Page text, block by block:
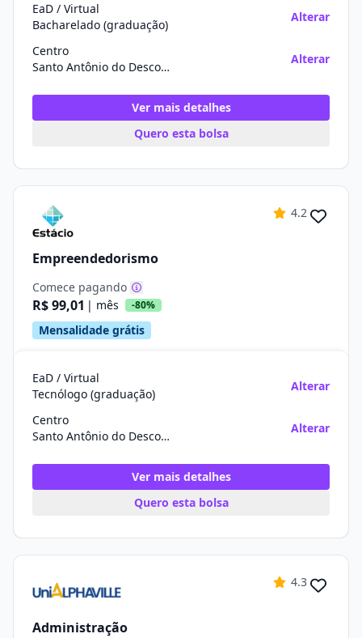
EaD / Virtual
Bacharelado (graduação)
Alterar
Centro
Santo Antônio do Descoberto/GO
Alterar
Ver mais detalhes
Quero esta bolsa
4.2
Empreendedorismo
Comece pagando
R$ 99,01 | mês -80%
Mensalidade grátis
EaD / Virtual
Tecnólogo (graduação)
Alterar
Centro
Santo Antônio do Descoberto/GO
Alterar
Ver mais detalhes
Quero esta bolsa
4.3
Administração